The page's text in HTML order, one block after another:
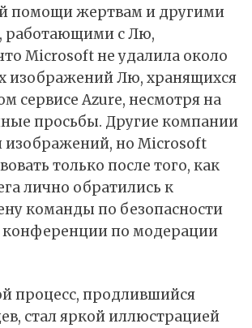
помощи жертвам и другими
работающими с Лю,
Microsoft не удалила около
изображений Лю, хранящихся
сервисе Azure, несмотря на
просьбы. Другие компании
изображений, но Microsoft
только после того, как
лично обратились к
команды по безопасности
по модерации
процесс, продлившийся
стал яркой иллюстрацией